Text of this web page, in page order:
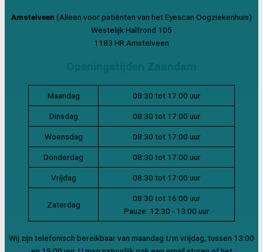
Amstelveen (Alleen voor patiënten van het Eyescan Oogziekenhuis)
Westelijk Halfrond 105
1183 HR Amstelveen
Maandag 08:30 tot 17:00 uur
Dinsdag 08:30 tot 17:00 uur
Woensdag 08:30 tot 17:00 uur
Donderdag 08:30 tot 17:00 uur
Vrijdag 08:30 tot 17:00 uur
Zaterdag
08:30 tot 16:00 uur
Pauze: 12:30 - 13:00 uur
Wij zijn telefonisch bereikbaar van maandag t/m vrijdag, tussen 13:00